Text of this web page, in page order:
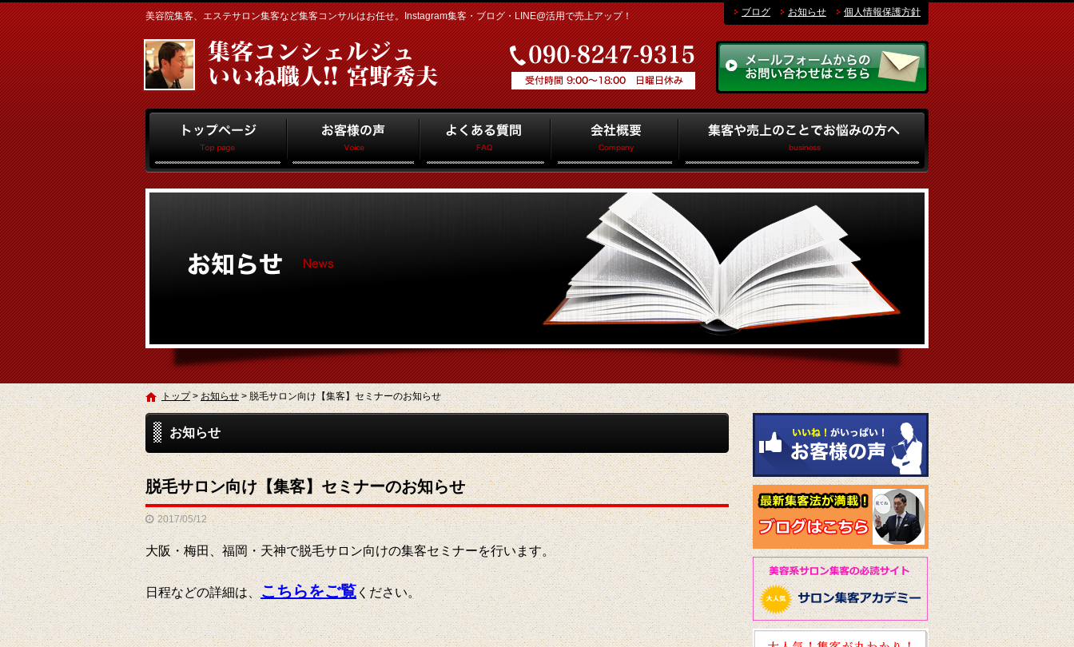
美容院集客、エステサロン集客など集客コンサルはお任せ。Instagram集客・ブログ・LINE@活用で売上アップ！ ブログ お知らせ 個人情報保護方針
トップ>お知らせ>脱毛サロン向け【集客】セミナーのお知らせ
お知らせ
脱毛サロン向け【集客】セミナーのお知らせ
2017/05/12
大阪・梅田、福岡・天神で脱毛サロン向けの集客セミナーを行います。
日程などの詳細は、こちらをご覧ください。